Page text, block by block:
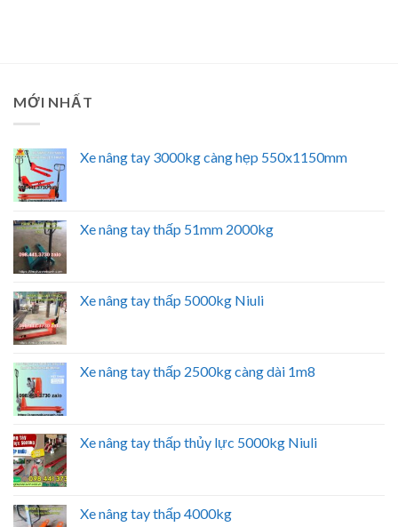
MỚI NHẤT
Xe nâng tay 3000kg càng hẹp 550x1150mm
Xe nâng tay thấp 51mm 2000kg
Xe nâng tay thấp 5000kg Niuli
Xe nâng tay thấp 2500kg càng dài 1m8
Xe nâng tay thấp thủy lực 5000kg Niuli
Xe nâng tay thấp 4000kg